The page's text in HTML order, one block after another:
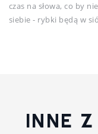
czas na słowa, co by
siebie - rybki będą w
INNE